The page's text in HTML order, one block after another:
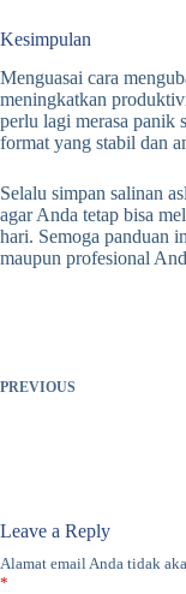
Kesimpulan
Menguasai cara
meningkatkan
perlu lagi merasa panik
format yang stabil dan
Selalu simpan salinan
agar Anda tetap bisa
hari. Semoga panduan
maupun profesional
PREVIOUS
Leave a Reply
Alamat email Anda tidak
*